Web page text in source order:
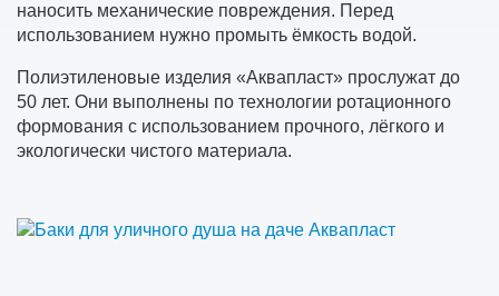
наносить механические повреждения. Перед
использованием нужно промыть ёмкость водой.
Полиэтиленовые изделия «Аквапласт» прослужат до
50 лет. Они выполнены по технологии ротационного
формования с использованием прочного, лёгкого и
экологически чистого материала.